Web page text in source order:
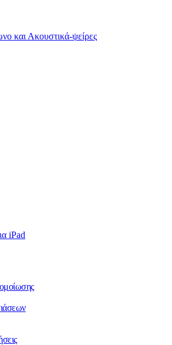
και Ακουστικά-ψείρες
iPad